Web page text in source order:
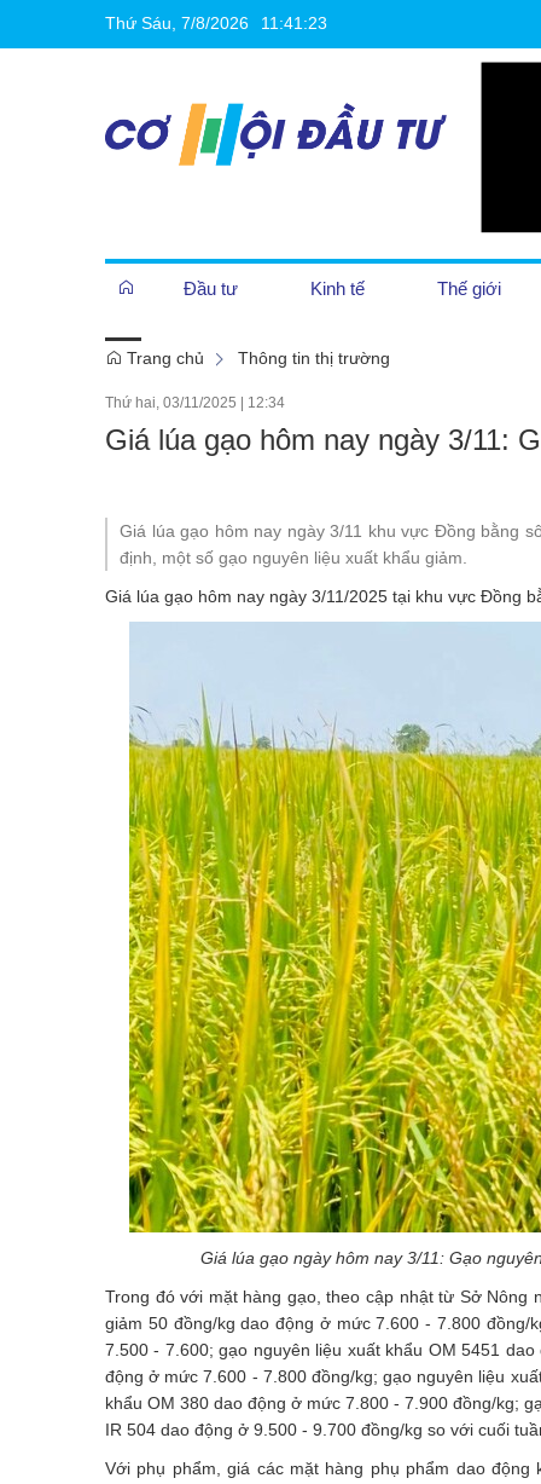
Thứ Sáu, 7/8/2026 11 :41 :24
Đầu tư
Cần biết
Khởi nghiệp
Kinh tế Thế giới
Trang chủ Thông tin thị trường
Thứ hai, 03/11/2025 12:34
Giá lúa gạo hôm nay ngày 3/11:
Giá lúa gạo hôm nay ngày 3/11 khu vực Đồng bằng
định, một số gạo nguyên liệu xuất khẩu giảm.
Giá lúa gạo hôm nay ngày 3/11/2025 tại khu vực Đồng
Giá lúa gạo ngày hôm nay 3/11: Gạo
Trong đó với mặt hàng gạo, theo cập nhật từ Sở Nông
giảm 50 đồng/kg dao động ở mức 7.600 - 7.800
7.500 - 7.600; gạo nguyên liệu xuất khẩu OM 5451
động ở mức 7.600 - 7.800 đồng/kg; gạo nguyên liệu
khẩu OM 380 dao động ở mức 7.800 - 7.900 đồng/kg;
IR 504 dao động ở 9.500 - 9.700 đồng/kg so với cuối
Với phụ phẩm, giá các mặt hàng phụ phẩm dao